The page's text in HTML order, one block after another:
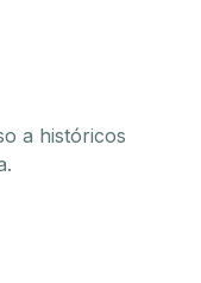
a históricos